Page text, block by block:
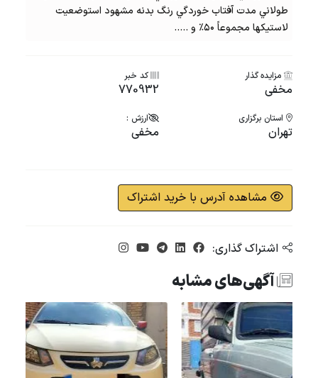
طولاني مدت آفتاب خوردگي رنگ بدنه مشهود استوضعیت
لاستيكها مجموعاً ۵۰٪ و .....
مزایده گذار
مخفی
کد خبر
770932
استان برگزاری
تهران
ارزش :
مخفی
مشاهده آدرس با خرید اشتراک
اشتراک گذاری:
آگهی‌های مشابه